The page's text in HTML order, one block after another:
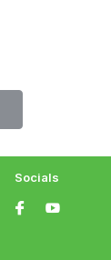
Socials